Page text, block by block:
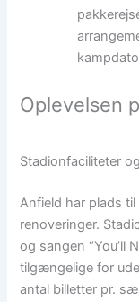
Oplevelsen
Stadionfaciliteter
Anfield har plads
renoveringer.
og sangen “You’ll
tilgængelige for
antal billetter pr.